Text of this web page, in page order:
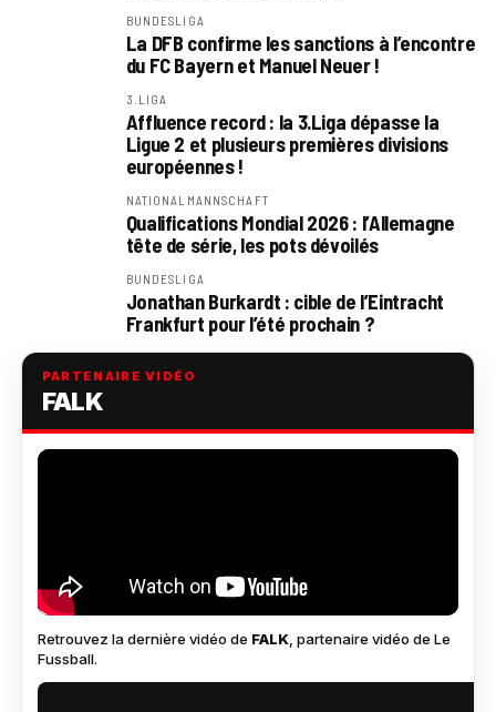
BUNDESLIGA
La DFB confirme les sanctions à l’encontre
du FC Bayern et Manuel Neuer !
3.LIGA
Affluence record : la 3.Liga dépasse la
Ligue 2 et plusieurs premières divisions
européennes !
NATIONALMANNSCHAFT
Qualifications Mondial 2026 : l’Allemagne
tête de série, les pots dévoilés
BUNDESLIGA
Jonathan Burkardt : cible de l’Eintracht
Frankfurt pour l’été prochain ?
PARTENAIRE VIDÉO
FALK
Retrouvez la dernière vidéo de FALK, partenaire vidéo de Le
Fussball.